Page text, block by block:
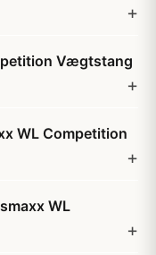
Vægtstang
WL Competition
WL